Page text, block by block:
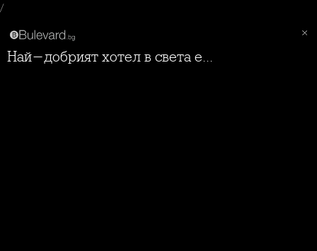
/
Най-добрият хотел в света е...